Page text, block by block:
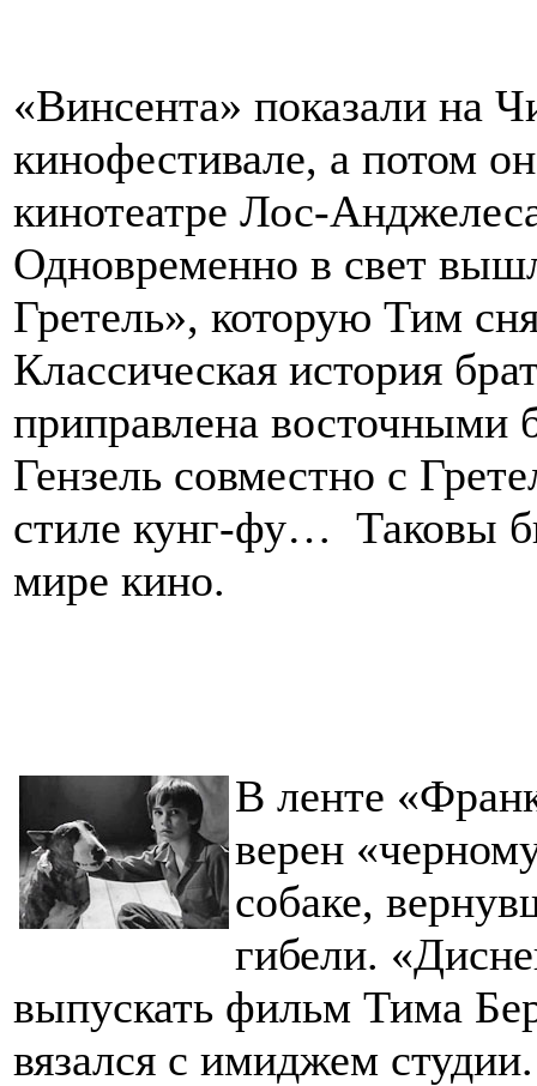
«Винсента» показали на
кинофестивале, а потом
кинотеатре Лос-
Одновременно в свет
Гретель», которую Тим
Классическая история
приправлена восточными
Гензель совместно с
стиле кунг-фу… Таковы
мире кино.
В ленте
верен
собаке,
гибели.
выпускать фильм Тима
вязался с имиджем